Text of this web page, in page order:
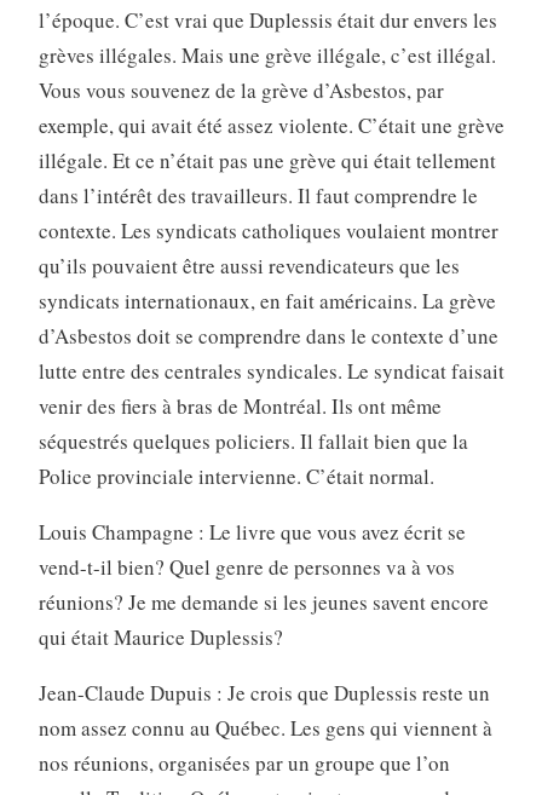
l’époque. C’est vrai que Duplessis était dur envers les
grèves illégales. Mais une grève illégale, c’est illégal.
Vous vous souvenez de la grève d’Asbestos, par
exemple, qui avait été assez violente. C’était une grève
illégale. Et ce n’était pas une grève qui était tellement
dans l’intérêt des travailleurs. Il faut comprendre le
contexte. Les syndicats catholiques voulaient montrer
qu’ils pouvaient être aussi revendicateurs que les
syndicats internationaux, en fait américains. La grève
d’Asbestos doit se comprendre dans le contexte d’une
lutte entre des centrales syndicales. Le syndicat faisait
venir des fiers à bras de Montréal. Ils ont même
séquestrés quelques policiers. Il fallait bien que la
Police provinciale intervienne. C’était normal.
Louis Champagne : Le livre que vous avez écrit se
vend-t-il bien? Quel genre de personnes va à vos
réunions? Je me demande si les jeunes savent encore
qui était Maurice Duplessis?
Jean-Claude Dupuis : Je crois que Duplessis reste un
nom assez connu au Québec. Les gens qui viennent à
nos réunions, organisées par un groupe que l’on